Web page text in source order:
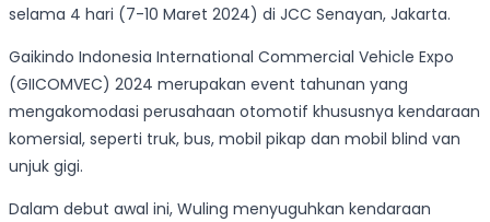
selama 4 hari (7-10 Maret 2024) di JCC Senayan, Jakarta.
Gaikindo Indonesia International Commercial Vehicle Expo
(GIICOMVEC) 2024 merupakan event tahunan yang
mengakomodasi perusahaan otomotif khususnya kendaraan
komersial, seperti truk, bus, mobil pikap dan mobil blind van
unjuk gigi.
Dalam debut awal ini, Wuling menyuguhkan kendaraan